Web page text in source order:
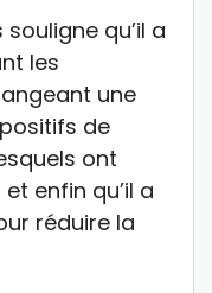
qu’il a
les
une
de
ont
enfin qu’il a
réduire la